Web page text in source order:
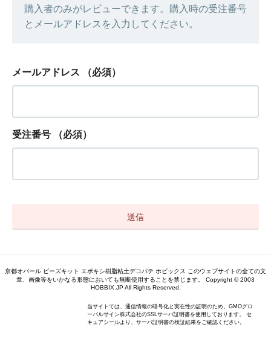
購入者のみがレビューできます。購入時の受注番号
とメールアドレスを入力してください。
メールアドレス （必須）
受注番号 （必須）
京都オパール ビーズキット エポキシ樹脂粘土デコパテ ホビックス このウェブサイトの全ての文
章、画像等をいかなる形態においても無断使用することを禁じます。 Copyright © 2003
HOBBIX.JP All Rights Reserved.
当サイトでは、通信情報の暗号化と実在性の証明のため、GMOグロ
ーバルサイン株式会社のSSLサーバ証明書を使用しております。 セ
キュアシールより、サーバ証明書の検証結果をご確認ください。